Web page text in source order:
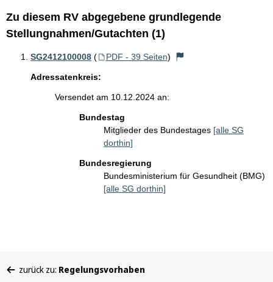
Zu diesem RV abgegebene grundlegende
Stellungnahmen/Gutachten (1)
SG2412100008 ( PDF - 39 Seiten)
Adressatenkreis:
Versendet am 10.12.2024 an:
Bundestag
Mitglieder des Bundestages [alle SG
dorthin]
Bundesregierung
Bundesministerium für Gesundheit (BMG)
[alle SG dorthin]
befinden
zurück zu: Regelungsvorhaben